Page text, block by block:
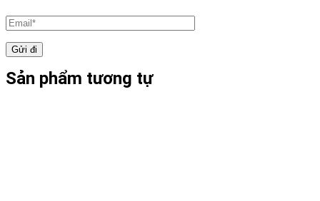
Sản phẩm tương tự